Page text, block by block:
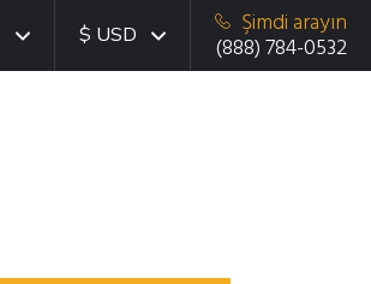
$ USD
Şimdi arayın
(888) 784-0532